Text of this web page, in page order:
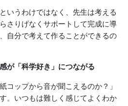
いうわけではなく、先生は考える
さりげなくサポートして完成に導
自分で考えて作ることができるの
が「科学好き」につながる
コップから音が聞こえるのか？」
。いつもは難しく感じてよくわか